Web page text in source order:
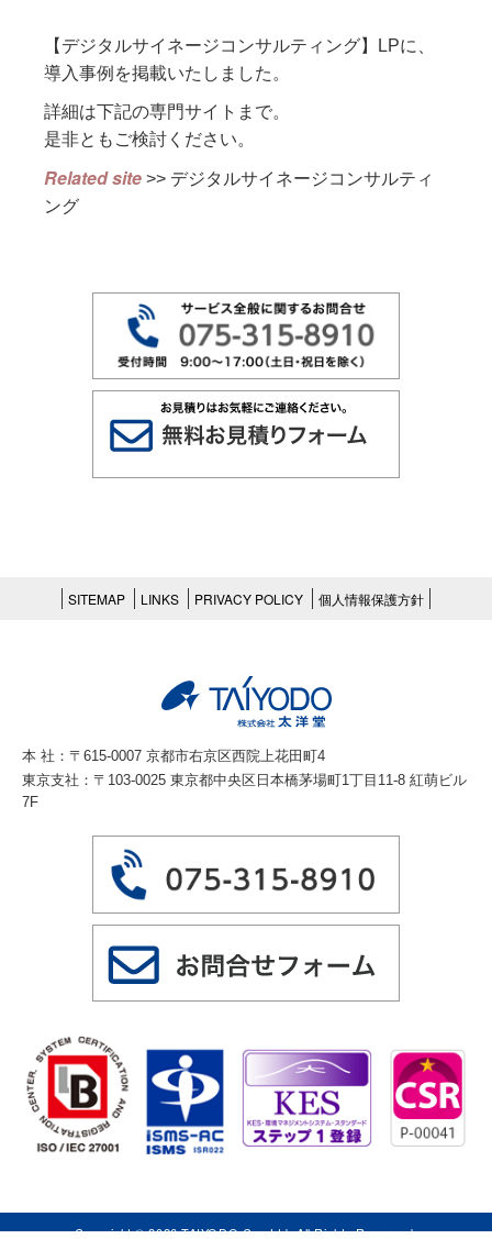
【デジタルサイネージコンサルティング】LPに、
導入事例を掲載いたしました。
詳細は下記の専門サイトまで。
是非ともご検討ください。
Related site >> デジタルサイネージコンサルティ
ング
SITEMAP LINKS PRIVACY POLICY 個人情報保護方針
本 社：〒615-0007 京都市右京区西院上花田町4
東京支社：〒103-0025 東京都中央区日本橋茅場町1丁目11-8 紅萌ビル
7F
Copyright © 2026 TAIYODO Co., Ltd. All Rights Reserved.